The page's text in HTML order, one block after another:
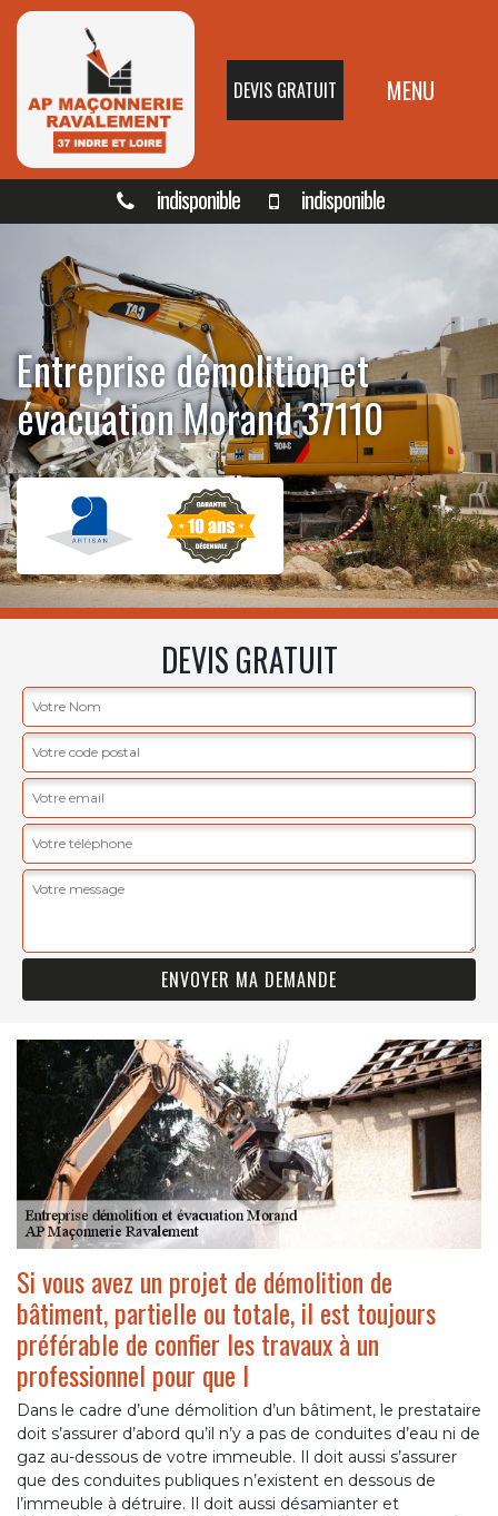
DEVIS GRATUIT MENU
indisponible indisponible
Entreprise démolition et
évacuation Morand 37110
DEVIS GRATUIT
Si vous avez un projet de démolition de
bâtiment, partielle ou totale, il est toujours
préférable de confier les travaux à un
professionnel pour que l
Dans le cadre d’une démolition d’un bâtiment, le prestataire
doit s’assurer d’abord qu’il n’y a pas de conduites d’eau ni de
gaz au-dessous de votre immeuble. Il doit aussi s’assurer
que des conduites publiques n’existent en dessous de
l’immeuble à détruire. Il doit aussi désamianter et